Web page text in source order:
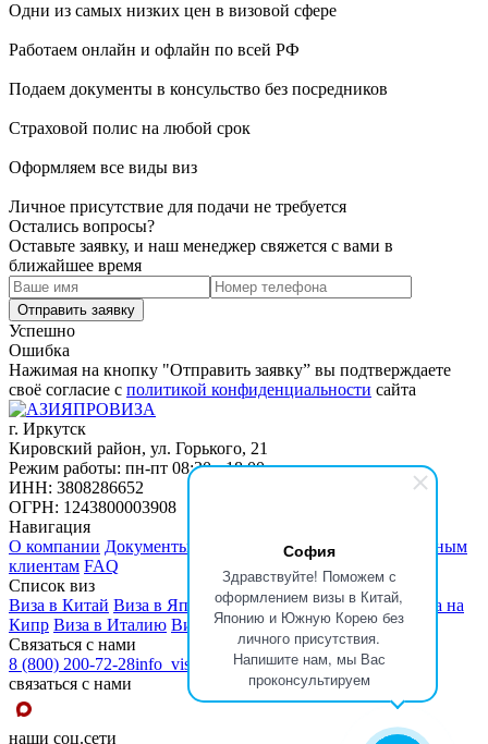
София
Здравствуйте! Поможем с
оформлением визы в Китай,
Японию и Южную Корею без
личного присутствия.
Напишите нам, мы Вас
проконсультируем
Одни из самых низких цен в визовой сфере
Работаем онлайн и офлайн по всей РФ
Подаем документы в консульство без посредников
Страховой полис на любой срок
Оформляем все виды виз
Личное присутствие для подачи не требуется
Остались вопросы?
Оставьте заявку, и наш менеджер свяжется с вами в
ближайшее время
Успешно
Ошибка
Нажимая на кнопку "Отправить заявку” вы подтверждаете
своё согласие с политикой конфиденциальности сайта
г. Иркутск
Кировский район, ул. Горького, 21
Режим работы: пн-пт 08:30 - 18:00
ИНН: 3808286652
ОГРН: 1243800003908
Навигация
О компании Документы Партнерам
Корпоративным
клиентам FAQ
Список виз
Виза в Китай Виза в Японию Виза в Южную Корею
Виза на
Кипр Виза в Италию Виза в Испанию Виза во Францию
Связаться с нами
8 (800) 200-72-28info_visa@asiaprovisa.ru
связаться с нами
наши соц.сети